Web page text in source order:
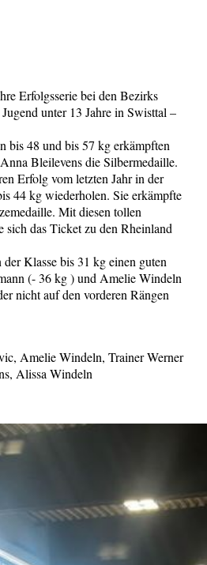
Erfolgsserie bei den Bezirks
unter 13 Jahre in Swisttal –
bis 48 und bis 57 kg erkämpften
Bleilevens die Silbermedaille.
Erfolg vom letzten Jahr in der
44 kg wiederholen. Sie erkämpfte
Mit diesen tollen
sich das Ticket zu den Rheinland
Klasse bis 31 kg einen guten
(- 36 kg ) und Amelie Windeln
nicht auf den vorderen Rängen
Amelie Windeln, Trainer Werner
Alissa Windeln